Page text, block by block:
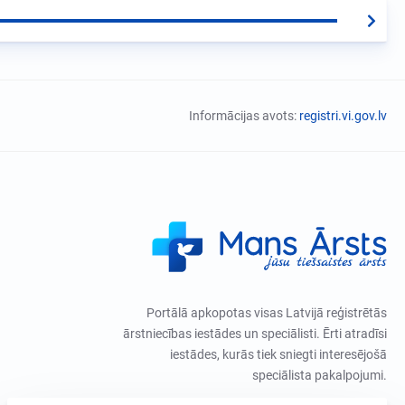
Informācijas avots: registri.vi.gov.lv
Portālā apkopotas visas Latvijā reģistrētās
ārstniecības iestādes un speciālisti. Ērti atradīsi
iestādes, kurās tiek sniegti interesējošā
speciālista pakalpojumi.